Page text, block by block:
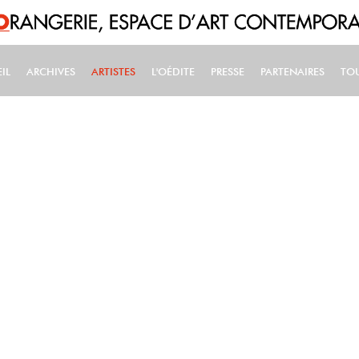
NAVIGATION
ARCHIVES ARTISTES L'OÉDITE PRESSE PARTENAIRES